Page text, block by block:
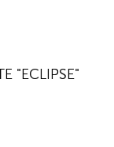
"ECLIPSE"